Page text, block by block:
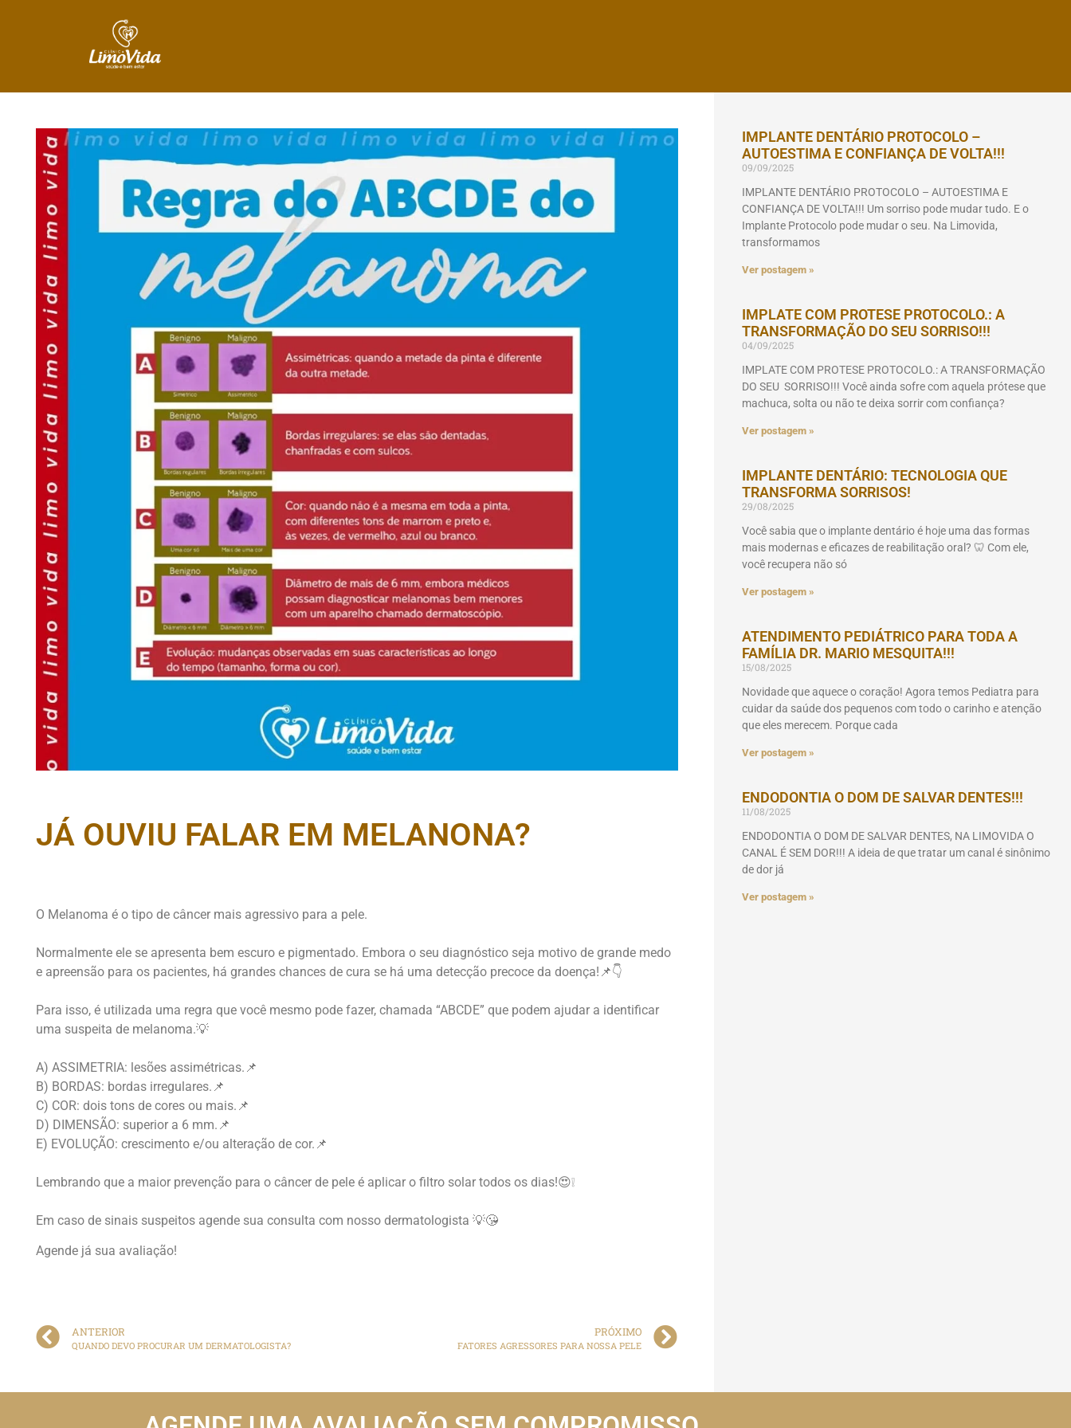
JÁ OUVIU FALAR EM MELANONA?
O Melanoma é o tipo de câncer mais agressivo para a pele.
Normalmente ele se apresenta bem escuro e pigmentado. Embora o seu diagnóstico seja motivo de grande medo
e apreensão para os pacientes, há grandes chances de cura se há uma detecção precoce da doença!📌👇
Para isso, é utilizada uma regra que você mesmo pode fazer, chamada “ABCDE” que podem ajudar a identificar
uma suspeita de melanoma.💡
A) ASSIMETRIA: lesões assimétricas.📌
B) BORDAS: bordas irregulares.📌
C) COR: dois tons de cores ou mais.📌
D) DIMENSÃO: superior a 6 mm.📌
E) EVOLUÇÃO: crescimento e/ou alteração de cor.📌
Lembrando que a maior prevenção para o câncer de pele é aplicar o filtro solar todos os dias!😍❕
Em caso de sinais suspeitos agende sua consulta com nosso dermatologista 💡😘
Agende já sua avaliação!
ANTERIOR
QUANDO DEVO PROCURAR UM DERMATOLOGISTA?
PRÓXIMO
FATORES AGRESSORES PARA NOSSA PELE
IMPLANTE DENTÁRIO PROTOCOLO –
AUTOESTIMA E CONFIANÇA DE VOLTA!!!
09/09/2025
IMPLANTE DENTÁRIO PROTOCOLO – AUTOESTIMA E
CONFIANÇA DE VOLTA!!! Um sorriso pode mudar tudo. E o
Implante Protocolo pode mudar o seu. Na Limovida,
transformamos
Ver postagem »
IMPLATE COM PROTESE PROTOCOLO.: A
TRANSFORMAÇÃO DO SEU SORRISO!!!
04/09/2025
IMPLATE COM PROTESE PROTOCOLO.: A TRANSFORMAÇÃO
DO SEU SORRISO!!! Você ainda sofre com aquela prótese que
machuca, solta ou não te deixa sorrir com confiança?
Ver postagem »
IMPLANTE DENTÁRIO: TECNOLOGIA QUE
TRANSFORMA SORRISOS!
29/08/2025
Você sabia que o implante dentário é hoje uma das formas
mais modernas e eficazes de reabilitação oral? 🦷 Com ele,
você recupera não só
Ver postagem »
ATENDIMENTO PEDIÁTRICO PARA TODA A
FAMÍLIA DR. MARIO MESQUITA!!!
15/08/2025
Novidade que aquece o coração! Agora temos Pediatra para
cuidar da saúde dos pequenos com todo o carinho e atenção
que eles merecem. Porque cada
Ver postagem »
ENDODONTIA O DOM DE SALVAR DENTES!!!
11/08/2025
ENDODONTIA O DOM DE SALVAR DENTES, NA LIMOVIDA O
CANAL É SEM DOR!!! A ideia de que tratar um canal é sinônimo
de dor já
Ver postagem »